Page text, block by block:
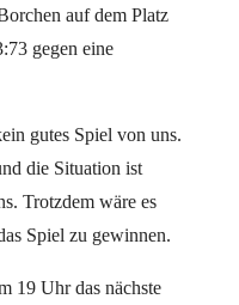
auf dem Platz
gegen eine
gutes Spiel von uns.
die Situation ist
Trotzdem wäre es
Spiel zu gewinnen.
19 Uhr das nächste